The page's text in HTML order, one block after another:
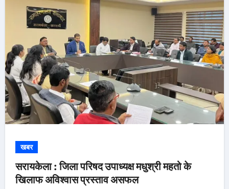
खबर
सरायकेला : जिला परिषद उपाध्यक्ष मधुश्री महतो के
खिलाफ अविश्वास प्रस्ताव असफल